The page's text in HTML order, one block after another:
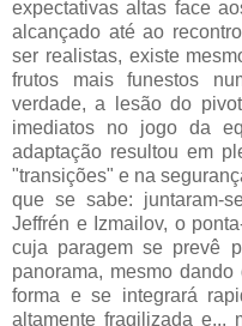
expectativas altas face
alcançado até ao
ser realistas, existe
frutos mais funestos
verdade, a lesão do
imediatos no jogo da
adaptação resultou em
"transições" e na
que se sabe: juntaram-
Jeffrén e Izmailov, o
cuja paragem se prevê
panorama, mesmo
forma e se integrará
altamente fragilizada e...